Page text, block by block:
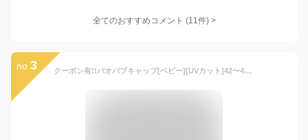
全てのおすすめコメント (11件) >
no. 3 クーポン有!!バオバブキャップ[ベビー][UVカット]42〜48cm 日本製 UV加工 あご紐付き 日よけカバー 薄手 手洗い 綿100% 紫外線対策 日よけ 赤ちゃん 新生児 子供 男の子 女の子 ベビーバオバブ connectM ROMPING UNIVERSE 春夏秋 帽子 メール便可 楽天ランキング第1位